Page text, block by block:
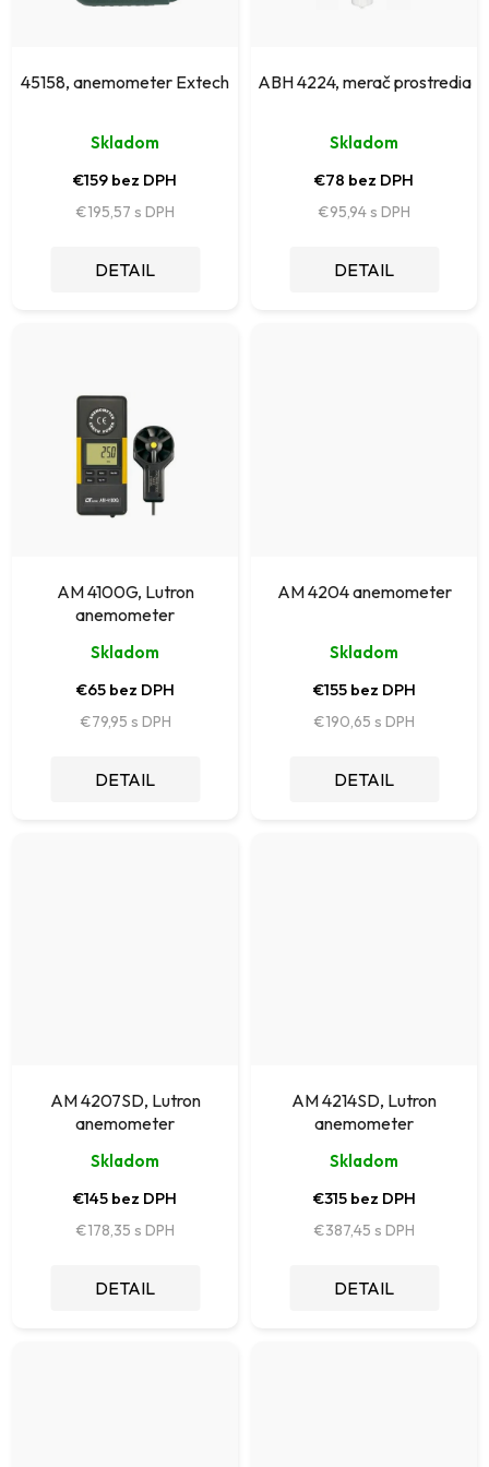
k
o
45158, anemometer Extech
Skladom
€159 bez DPH
€195,57
DETAIL
ABH 4224, merač prostredia
Skladom
€78 bez DPH
€95,94
DETAIL
AM 4100G, Lutron
anemometer
Skladom
€65 bez DPH
€79,95
DETAIL
AM 4204 anemometer
Skladom
€155 bez DPH
€190,65
DETAIL
AM 4207SD, Lutron
anemometer
Skladom
€145 bez DPH
€178,35
DETAIL
AM 4214SD, Lutron
anemometer
Skladom
€315 bez DPH
€387,45
DETAIL